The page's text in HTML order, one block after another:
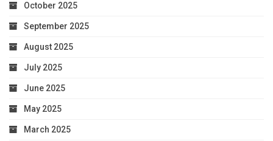
October 2025
September 2025
August 2025
July 2025
June 2025
May 2025
March 2025